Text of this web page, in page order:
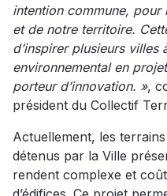
intention commune, pour
et de notre territoire.
d’inspirer plusieurs villes
environnemental en
porteur d’innovation. »,
président du Collectif
Actuellement, les
détenus par la Ville
rendent complexe et